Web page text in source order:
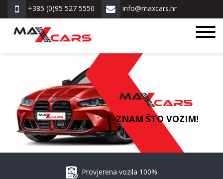
+385 (0)95 527 5550 info@maxcars.hr
ZNAM ŠTO VOZIM!
Provjerena vozila 100%